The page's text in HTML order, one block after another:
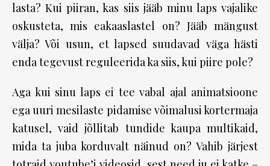
lasta? Kui piiran, kas siis jääb minu laps vajalike
oskusteta, mis eakaaslastel on? Jääb mängust
välja? Või usun, et lapsed suudavad väga hästi
enda tegevust reguleerida ka siis, kui piire pole?
Aga kui sinu laps ei tee vabal ajal animatsioone
ega uuri mesilaste pidamise võimalusi kortermaja
katusel, vaid jõllitab tundide kaupa multikaid,
mida ta juba korduvalt näinud on? Vahib järjest